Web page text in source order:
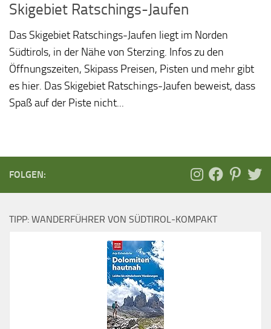
Skigebiet Ratschings-Jaufen
Das Skigebiet Ratschings-Jaufen liegt im Norden
Südtirols, in der Nähe von Sterzing. Infos zu den
Öffnungszeiten, Skipass Preisen, Pisten und mehr gibt
es hier. Das Skigebiet Ratschings-Jaufen beweist, dass
Spaß auf der Piste nicht...
FOLGEN:
TIPP: WANDERFÜHRER VON SÜDTIROL-KOMPAKT